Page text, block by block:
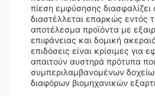
πίεση εμφύσησης διασφαλίζει
διαστέλλεται επαρκώς εντός
αποτέλεσμα προϊόντα με
επιφάνειας και δομική
επιδόσεις είναι κρίσιμες για
απαιτούν αυστηρά πρότυπα
συμπεριλαμβανομένων
διαφόρων βιομηχανικών